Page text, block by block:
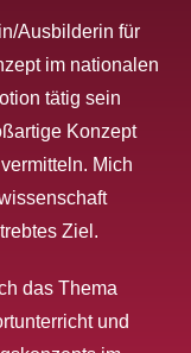
Ausbilderin für
im nationalen
tätig sein
Konzept
Mich
Ziel.
das Thema
und